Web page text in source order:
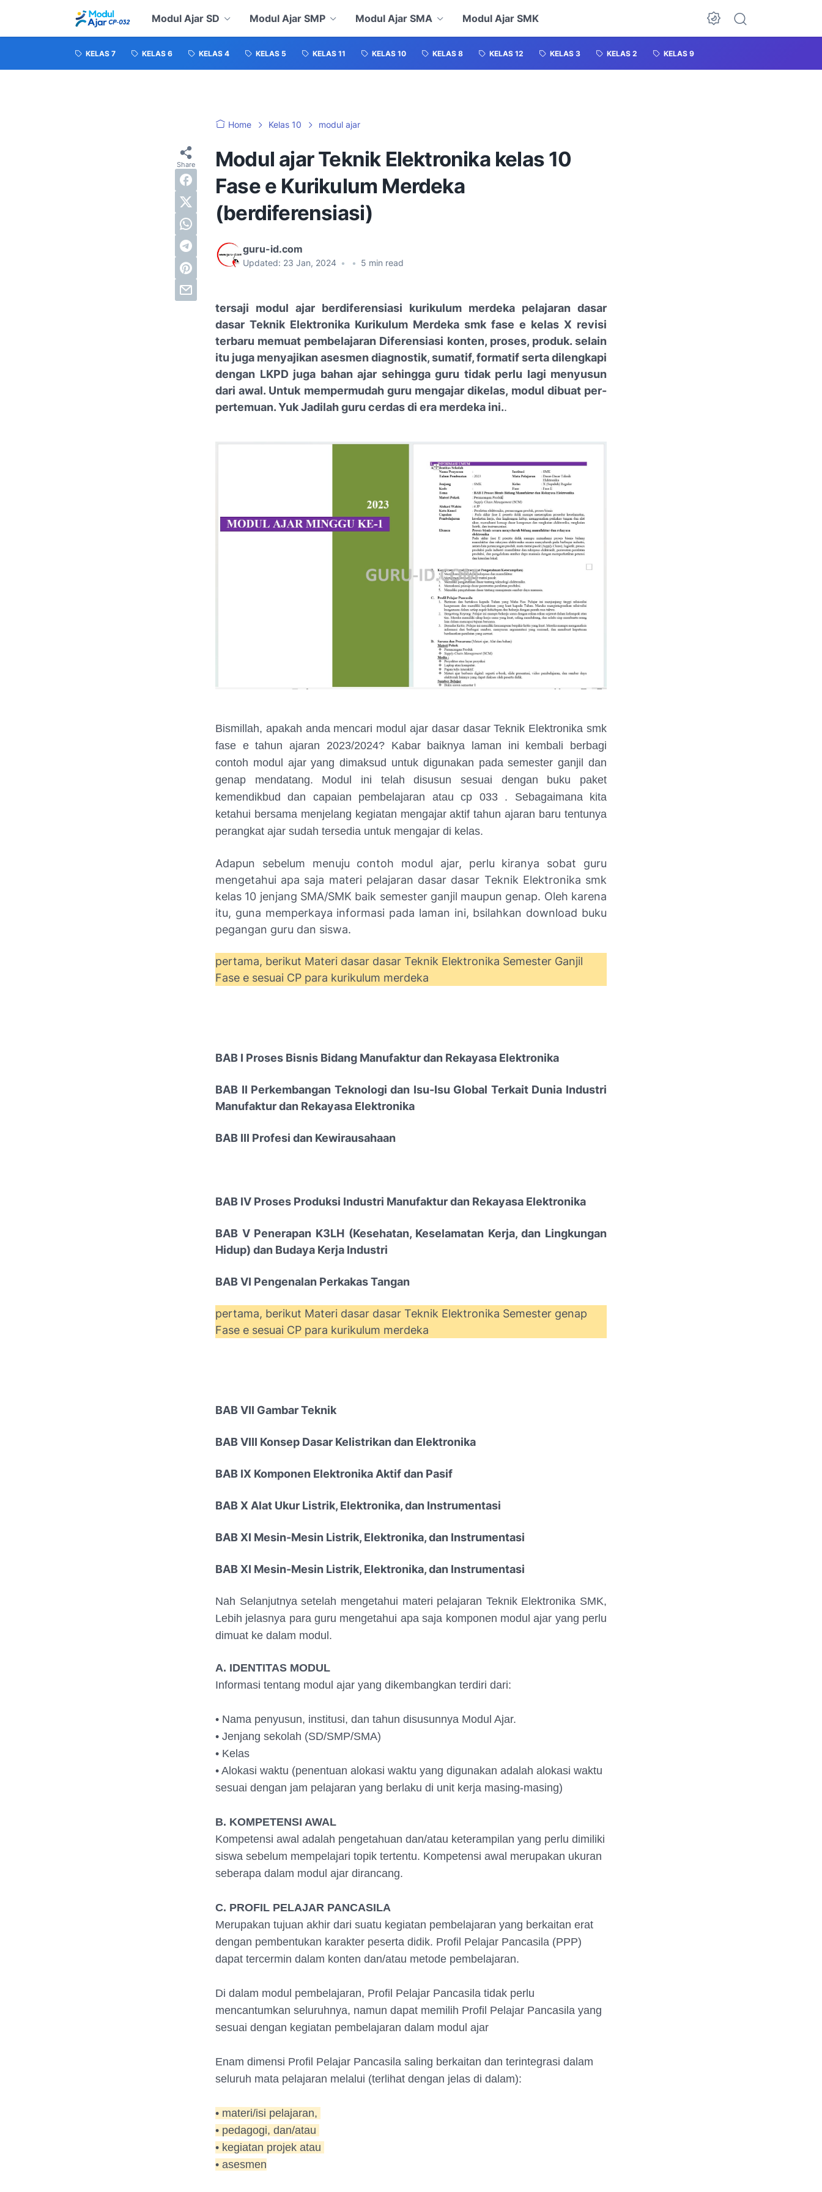
Modul Ajar SD Modul Ajar SMP Modul Ajar SMA Modul Ajar SMK
KELAS 7 KELAS 6 KELAS 4 KELAS 5 KELAS 11 KELAS 10 KELAS 8 KELAS 12 KELAS 3 KELAS 2 KELAS 9
Home Kelas 10 modul ajar
Modul ajar Teknik Elektronika kelas 10
Fase e Kurikulum Merdeka
(berdiferensiasi)
guru-id.com
Updated: 23 Jan, 2024 • • 5 min read
tersaji modul ajar berdiferensiasi kurikulum merdeka pelajaran dasar
dasar Teknik Elektronika Kurikulum Merdeka smk fase e kelas X revisi
terbaru memuat pembelajaran Diferensiasi konten, proses, produk. selain
itu juga menyajikan asesmen diagnostik, sumatif, formatif serta dilengkapi
dengan LKPD juga bahan ajar sehingga guru tidak perlu lagi menyusun
dari awal. Untuk mempermudah guru mengajar dikelas, modul dibuat per-
pertemuan. Yuk Jadilah guru cerdas di era merdeka ini..
Bismillah, apakah anda mencari modul ajar dasar dasar Teknik Elektronika smk
fase e tahun ajaran 2023/2024? Kabar baiknya laman ini kembali berbagi
contoh modul ajar yang dimaksud untuk digunakan pada semester ganjil dan
genap mendatang. Modul ini telah disusun sesuai dengan buku paket
kemendikbud dan capaian pembelajaran atau cp 033 . Sebagaimana kita
ketahui bersama menjelang kegiatan mengajar aktif tahun ajaran baru tentunya
perangkat ajar sudah tersedia untuk mengajar di kelas.
Adapun sebelum menuju contoh modul ajar, perlu kiranya sobat guru
mengetahui apa saja materi pelajaran dasar dasar Teknik Elektronika smk
kelas 10 jenjang SMA/SMK baik semester ganjil maupun genap. Oleh karena
itu, guna memperkaya informasi pada laman ini, bsilahkan download buku
pegangan guru dan siswa.
pertama, berikut Materi dasar dasar Teknik Elektronika Semester Ganjil
Fase e sesuai CP para kurikulum merdeka
BAB I Proses Bisnis Bidang Manufaktur dan Rekayasa Elektronika
BAB II Perkembangan Teknologi dan Isu-Isu Global Terkait Dunia Industri
Manufaktur dan Rekayasa Elektronika
BAB III Profesi dan Kewirausahaan
BAB IV Proses Produksi Industri Manufaktur dan Rekayasa Elektronika
BAB V Penerapan K3LH (Kesehatan, Keselamatan Kerja, dan Lingkungan
Hidup) dan Budaya Kerja Industri
BAB VI Pengenalan Perkakas Tangan
pertama, berikut Materi dasar dasar Teknik Elektronika Semester genap
Fase e sesuai CP para kurikulum merdeka
BAB VII Gambar Teknik
BAB VIII Konsep Dasar Kelistrikan dan Elektronika
BAB IX Komponen Elektronika Aktif dan Pasif
BAB X Alat Ukur Listrik, Elektronika, dan Instrumentasi
BAB XI Mesin-Mesin Listrik, Elektronika, dan Instrumentasi
BAB XI Mesin-Mesin Listrik, Elektronika, dan Instrumentasi
Nah Selanjutnya setelah mengetahui materi pelajaran Teknik Elektronika SMK,
Lebih jelasnya para guru mengetahui apa saja komponen modul ajar yang perlu
dimuat ke dalam modul.
A. IDENTITAS MODUL
Informasi tentang modul ajar yang dikembangkan terdiri dari:
• Nama penyusun, institusi, dan tahun disusunnya Modul Ajar.
• Jenjang sekolah (SD/SMP/SMA)
• Kelas
• Alokasi waktu (penentuan alokasi waktu yang digunakan adalah alokasi waktu
sesuai dengan jam pelajaran yang berlaku di unit kerja masing-masing)
B. KOMPETENSI AWAL
Kompetensi awal adalah pengetahuan dan/atau keterampilan yang perlu dimiliki
siswa sebelum mempelajari topik tertentu. Kompetensi awal merupakan ukuran
seberapa dalam modul ajar dirancang.
C. PROFIL PELAJAR PANCASILA
Merupakan tujuan akhir dari suatu kegiatan pembelajaran yang berkaitan erat
dengan pembentukan karakter peserta didik. Profil Pelajar Pancasila (PPP)
dapat tercermin dalam konten dan/atau metode pembelajaran.
Di dalam modul pembelajaran, Profil Pelajar Pancasila tidak perlu
mencantumkan seluruhnya, namun dapat memilih Profil Pelajar Pancasila yang
sesuai dengan kegiatan pembelajaran dalam modul ajar
Enam dimensi Profil Pelajar Pancasila saling berkaitan dan terintegrasi dalam
seluruh mata pelajaran melalui (terlihat dengan jelas di dalam):
• materi/isi pelajaran,
• pedagogi, dan/atau
• kegiatan projek atau
• asesmen